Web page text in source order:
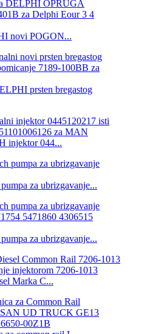
novi POGON...
prsten bregastog
injektor 044...
za ubrizgavanje...
za ubrizgavanje...
Marka C...